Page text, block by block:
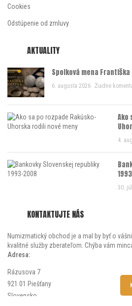
Cookies
Odstúpenie od zmluvy
AKTUALITY
Spolková mena
6. augusta 2026 Žiadne
Ako
4.
30.
KONTAKTUJTE NÁS
Numizmatický obchod je a mal by byť o
kvalitné služby zberateľom. Chýba vám
Adresa:
Rázusova 7
921 01 Piešťany
Slovensko